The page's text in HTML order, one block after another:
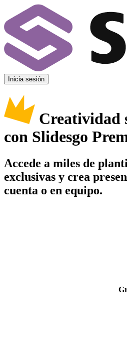
Inicia sesión
Creatividad
con Slidesgo
Accede a miles de
exclusivas y crea
cuenta o en equipo.